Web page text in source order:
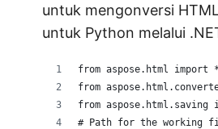
untuk mengonversi
untuk Python melalui
from aspose.html import *
from
from aspose.html.saving
# Path for the working